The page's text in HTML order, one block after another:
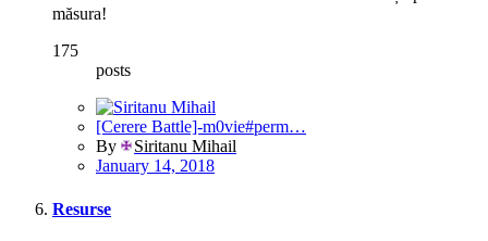
măsura!
175
posts
[Cerere Battle]-m0vie#perm…
By
Siritanu Mihail
January 14, 2018
Resurse